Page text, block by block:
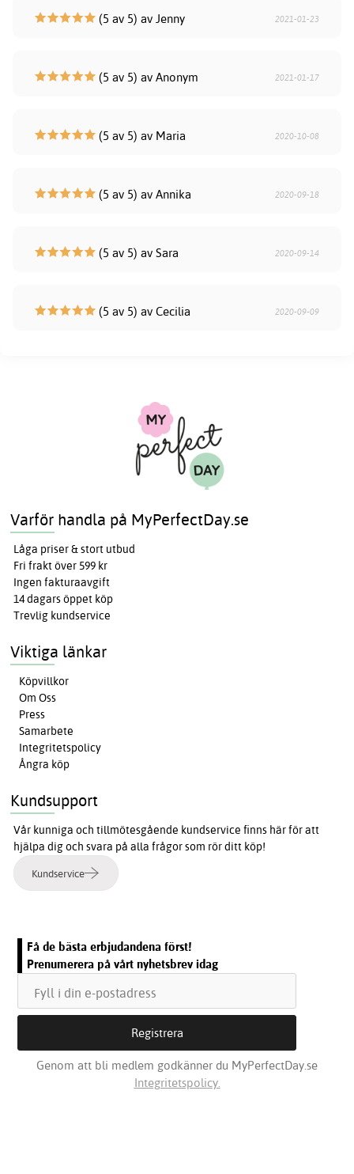
(5 av 5) av Jenny 2021-01-23
(5 av 5) av Anonym 2021-01-17
(5 av 5) av Maria 2020-10-08
(5 av 5) av Annika 2020-09-18
(5 av 5) av Sara 2020-09-14
(5 av 5) av Cecilia 2020-09-09
Varför handla på MyPerfectDay.se
Låga priser & stort utbud
Fri frakt över 599 kr
Ingen fakturaavgift
14 dagars öppet köp
Trevlig kundservice
Viktiga länkar
Köpvillkor
Om Oss
Press
Samarbete
Integritetspolicy
Ångra köp
Kundsupport
Vår kunniga och tillmötesgående kundservice finns här för att
hjälpa dig och svara på alla frågor som rör ditt köp!
Kundservice
Få de bästa erbjudandena först!
Prenumerera på vårt nyhetsbrev idag
Genom att bli medlem godkänner du MyPerfectDay.se
Integritetspolicy.